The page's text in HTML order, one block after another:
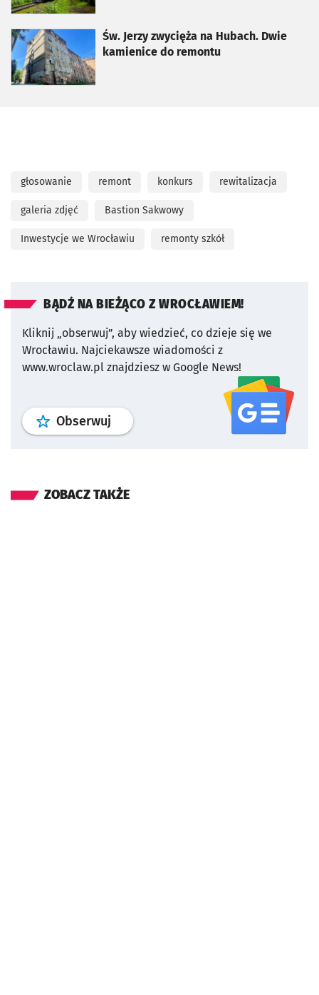
Św. Jerzy zwycięża na Hubach. Dwie
kamienice do remontu
otworzy się w nowej karcie
głosowanie remont konkurs rewitalizacja
galeria zdjęć Bastion Sakwowy
Inwestycje we Wrocławiu remonty szkół
BĄDŹ NA BIEŻĄCO Z WROCŁAWIEM!
Kliknij „obserwuj”, aby wiedzieć, co dzieje się we
Wrocławiu. Najciekawsze wiadomości z
www.wroclaw.pl znajdziesz w Google News!
Obserwuj profil serwisu
ZOBACZ TAKŻE